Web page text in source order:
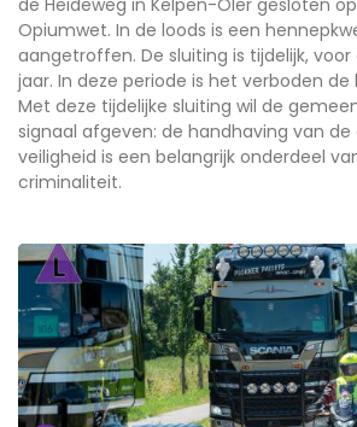
Opiumwet. In de loods is een
aangetroffen. De sluiting is tijdelijk,
jaar. In deze periode is het verboden
Met deze tijdelijke sluiting wil de
signaal afgeven: de handhaving van
veiligheid is een belangrijk onderdeel
criminaliteit.